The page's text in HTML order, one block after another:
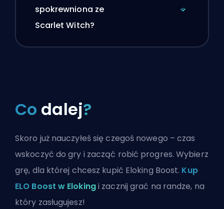
spokrewniona ze
Scarlet Witch?
Co dalej?
Skoro już nauczyłeś się czegoś nowego – czas
wskoczyć do gry i zacząć robić progres. Wybierz
grę, dla której chcesz kupić Eloking Boost. Kup
ELO Boost w Elokingi zacznij grać na randze, na
który zasługujesz!